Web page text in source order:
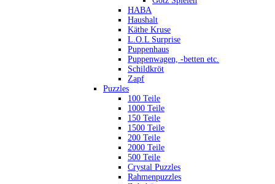
HABA
Haushalt
Käthe Kruse
L.O.L Surprise
Puppenhaus
Puppenwagen, -betten etc.
Schildkröt
Zapf
Puzzles
100 Teile
1000 Teile
150 Teile
1500 Teile
200 Teile
2000 Teile
500 Teile
Crystal Puzzles
Rahmenpuzzles